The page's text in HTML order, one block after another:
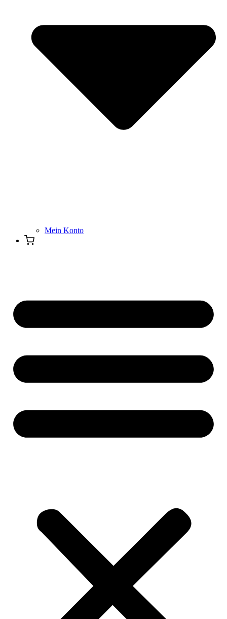
Mein Konto